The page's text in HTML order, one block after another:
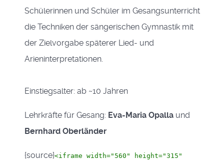
Schülerinnen und Schüler im Gesangsunterricht
die Techniken der sängerischen Gymnastik mit
der Zielvorgabe späterer Lied- und
Arieninterpretationen.
Einstiegsalter: ab ~10 Jahren
Lehrkräfte für Gesang: Eva-Maria Opalla und
Bernhard Oberländer
{source}<iframe width="560" height="315"